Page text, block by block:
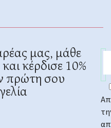
μας, μάθε
κέρδισε 10%
πρώτη σου